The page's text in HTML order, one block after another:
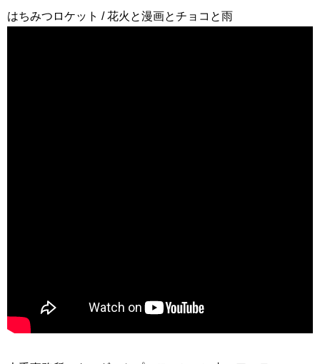
はちみつロケット / 花火と漫画とチョコと雨